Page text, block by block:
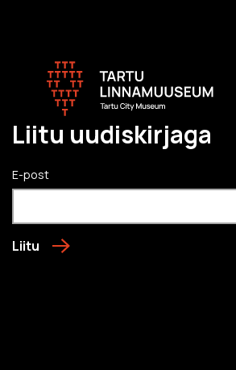
Liitu uudiskirjaga
E-post
Liitu